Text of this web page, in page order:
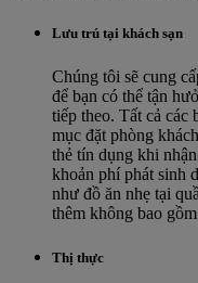
Lưu trú tại khách sạn
Chúng tôi sẽ cung
để bạn có thể tận
tiếp theo. Tất cả các
mục đặt phòng
thẻ tín dụng khi
khoản phí phát sinh
như đồ ăn nhẹ tại
thêm không bao
Thị thực